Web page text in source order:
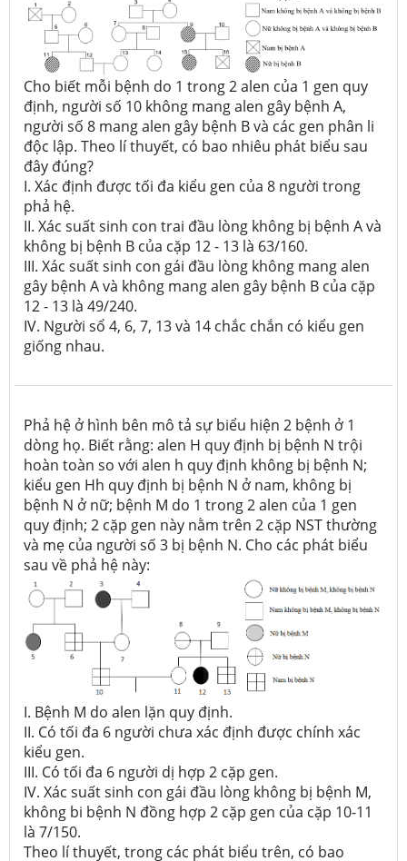
Cho biết mỗi bệnh do 1 trong 2 alen của 1 gen quy
định, người số 10 không mang alen gây bệnh A,
người số 8 mang alen gây bệnh B và các gen phân li
độc lập. Theo lí thuyết, có bao nhiêu phát biểu sau
đây đúng?
I. Xác định được tối đa kiểu gen của 8 người trong
phả hệ.
II. Xác suất sinh con trai đầu lòng không bị bệnh A và
không bị bệnh B của cặp 12 - 13 là 63/160.
III. Xác suất sinh con gái đầu lòng không mang alen
gây bệnh A và không mang alen gây bệnh B của cặp
12 - 13 là 49/240.
IV. Người sổ 4, 6, 7, 13 và 14 chắc chắn có kiểu gen
giống nhau.
Phả hệ ở hình bên mô tả sự biểu hiện 2 bệnh ở 1
dòng họ. Biết rằng: alen H quy định bị bệnh N trội
hoàn toàn so với alen h quy định không bị bệnh N;
kiểu gen Hh quy định bị bệnh N ở nam, không bị
bệnh N ở nữ; bệnh M do 1 trong 2 alen của 1 gen
quy định; 2 cặp gen này nằm trên 2 cặp NST thường
và mẹ của người số 3 bị bệnh N. Cho các phát biểu
sau về phả hệ này:
I. Bệnh M do alen lặn quy định.
II. Có tối đa 6 người chưa xác định được chính xác
kiểu gen.
III. Có tối đa 6 người dị hợp 2 cặp gen.
IV. Xác suất sinh con gái đầu lòng không bị bệnh M,
không bi bệnh N đồng hợp 2 cặp gen của cặp 10-11
là 7/150.
Theo lí thuyết, trong các phát biểu trên, có bao